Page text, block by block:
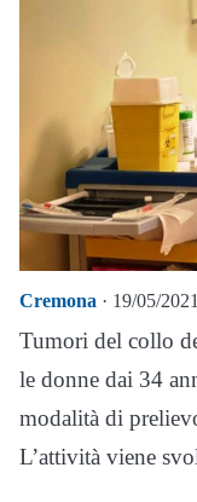
Cremona · 19/05/
Tumori del collo
le donne dai 34
modalità di
L’attività viene